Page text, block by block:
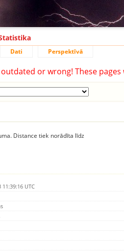
Dati Perspektīvā
or wrong! These
Distance tiek norādīta līdz
11:39:16 UTC